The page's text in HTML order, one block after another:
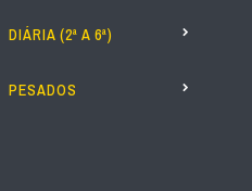
DIÁRIA (2ª A 6ª)
PESADOS